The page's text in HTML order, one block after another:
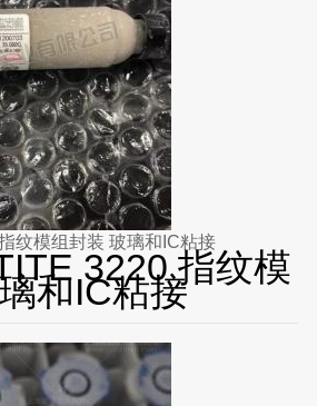
纹模组封装 玻璃和IC粘接
3220 指纹模
和IC粘接